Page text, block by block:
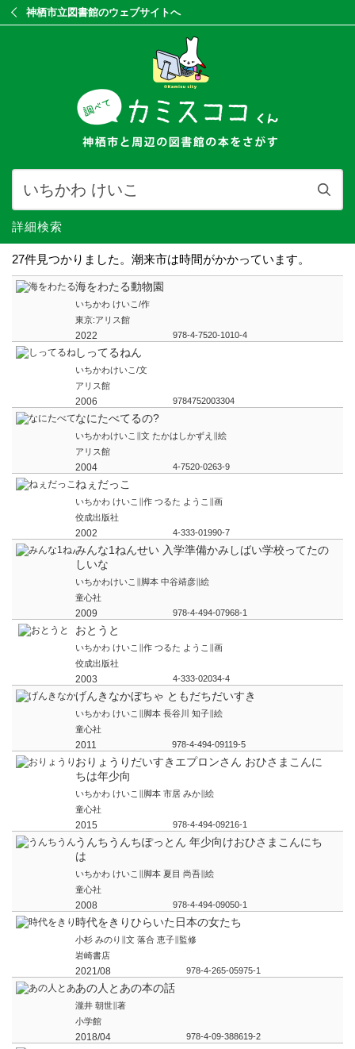
神栖市立図書館のウェブサイトへ
詳細検索
27件見つかりました。潮来市は時間がかかっています。
海をわたる動物園
いちかわ けいこ/作
東京:アリス館
2022 978-4-7520-1010-4
しってるねん
いちかわけいこ/文
アリス館
2006 9784752003304
なにたべてるの?
いちかわけいこ∥文 たかはしかずえ∥絵
アリス館
2004 4-7520-0263-9
ねぇだっこ
いちかわ けいこ∥作 つるた ようこ∥画
佼成出版社
2002 4-333-01990-7
みんな1ねんせい 入学準備かみしばい学校ってたの
しいな
いちかわけいこ∥脚本 中谷靖彦∥絵
童心社
2009 978-4-494-07968-1
おとうと
いちかわ けいこ∥作 つるた ようこ∥画
佼成出版社
2003 4-333-02034-4
げんきなかぼちゃ ともだちだいすき
いちかわ けいこ∥脚本 長谷川 知子∥絵
童心社
2011 978-4-494-09119-5
おりょうりだいすきエプロンさん おひさまこんに
ちは年少向
いちかわ けいこ∥脚本 市居 みか∥絵
童心社
2015 978-4-494-09216-1
うんちうんちぽっとん 年少向けおひさまこんにち
は
いちかわ けいこ∥脚本 夏目 尚吾∥絵
童心社
2008 978-4-494-09050-1
時代をきりひらいた日本の女たち
小杉 みのり∥文 落合 恵子∥監修
岩崎書店
2021/08 978-4-265-05975-1
あの人とあの本の話
瀧井 朝世∥著
小学館
2018/04 978-4-09-388619-2